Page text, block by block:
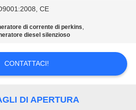
CE
di corrente di perkins,
diesel silenzioso
CONTATTACI!
DI APERTURA